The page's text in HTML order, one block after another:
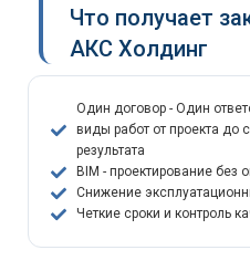
Что получает
АКС Холдинг
Один договор - Один
виды работ от проекта до
результата
BIM - проектирование без
Снижение
Четкие сроки и контроль